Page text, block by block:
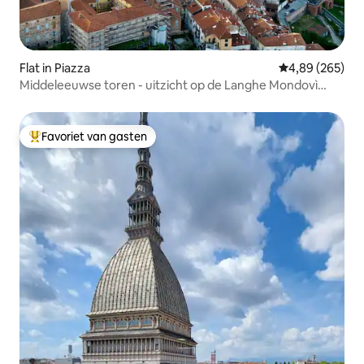
Flat in Piazza Gemiddelde
4,89 (265)
Middeleeuwse toren - uitzicht op de Langhe Mondovì
Topfavoriet van gasten
Favoriet van gasten